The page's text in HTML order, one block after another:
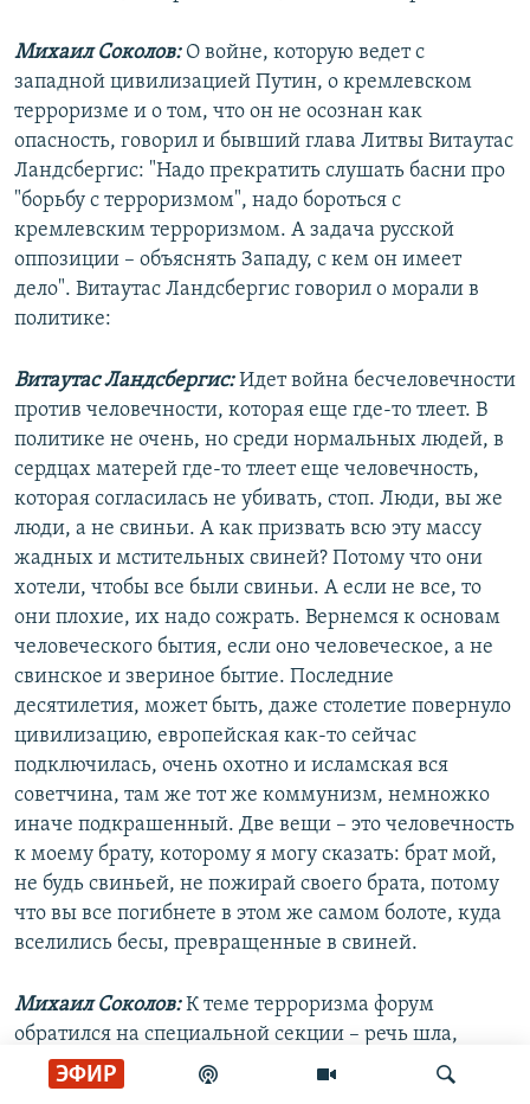
ЭФИР
Михаил Соколов:О войне, которую ведет с
западной цивилизацией Путин, о кремлевском
терроризме и о том, что он не осознан как
опасность, говорил и бывший глава Литвы Витаутас
Ландсбергис: "Надо прекратить слушать басни про
"борьбу с терроризмом", надо бороться с
кремлевским терроризмом. А задача русской
оппозиции – объяснять Западу, с кем он имеет
дело". Витаутас Ландсбергис говорил о морали в
политике:
Витаутас Ландсбергис:Идет война бесчеловечности
против человечности, которая еще где-то тлеет. В
политике не очень, но среди нормальных людей, в
сердцах матерей где-то тлеет еще человечность,
которая согласилась не убивать, стоп. Люди, вы же
люди, а не свиньи. А как призвать всю эту массу
жадных и мстительных свиней? Потому что они
хотели, чтобы все были свиньи. А если не все, то
они плохие, их надо сожрать. Вернемся к основам
человеческого бытия, если оно человеческое, а не
свинское и звериное бытие. Последние
десятилетия, может быть, даже столетие повернуло
цивилизацию, европейская как-то сейчас
подключилась, очень охотно и исламская вся
советчина, там же тот же коммунизм, немножко
иначе подкрашенный. Две вещи – это человечность
к моему брату, которому я могу сказать: брат мой,
не будь свиньей, не пожирай своего брата, потому
что вы все погибнете в этом же самом болоте, куда
вселились бесы, превращенные в свиней.
Михаил Соколов:К теме терроризма форум
обратился на специальной секции – речь шла,
например, об убийстве с помощью полония в
Лондоне бывшего офицера ФСБ Александра